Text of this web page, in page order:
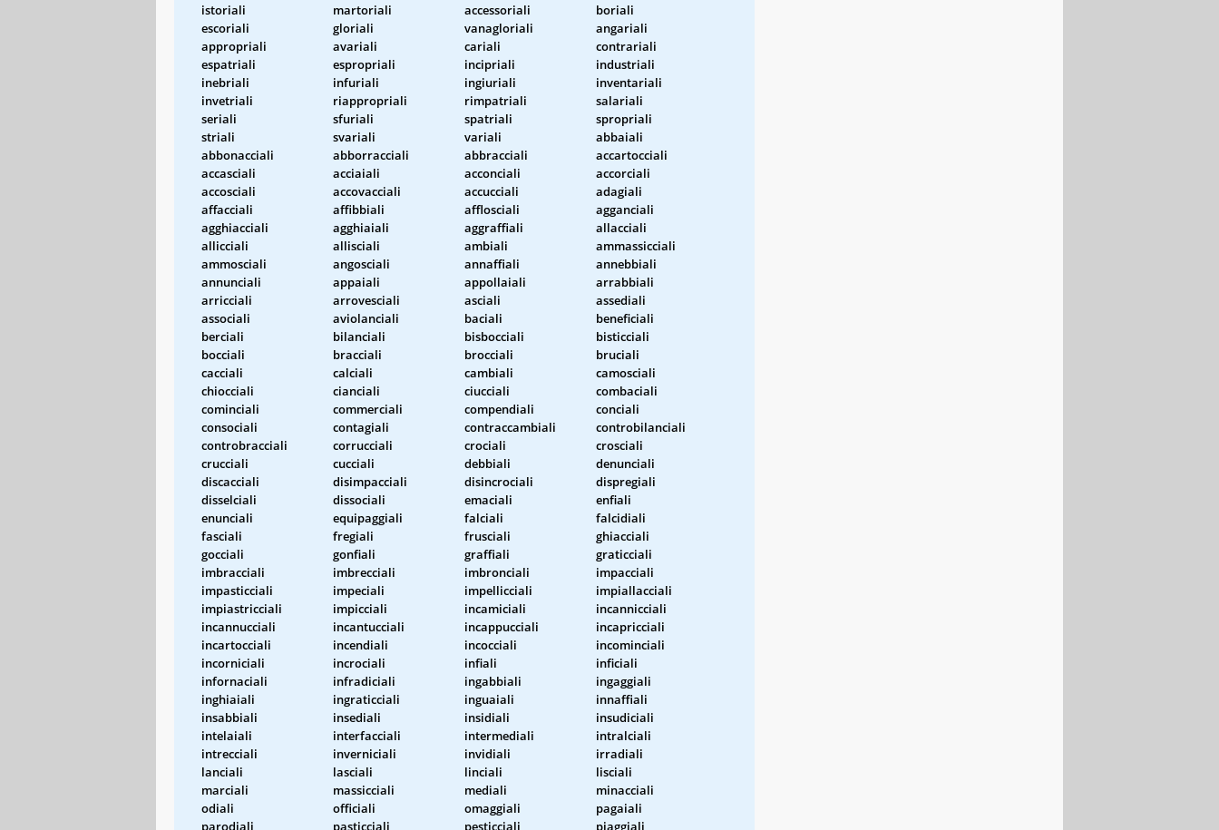
istoriali martoriali accessoriali
boriali
escoriali
gloriali vanagloriali
angariali
appropriali
avariali cariali
contrariali
espatriali
espropriali incipriali
industriali
inebriali
infuriali ingiuriali
inventariali
invetriali
riappropriali rimpatriali
salariali
seriali
sfuriali spatriali
spropriali
striali
svariali variali
abbaiali
abbonacciali
abborracciali abbracciali
accartocciali
accasciali
acciaiali acconciali
accorciali
accosciali
accovacciali accucciali
adagiali
affacciali
affibbiali afflosciali
agganciali
agghiacciali
agghiaiali aggraffiali
allacciali
allicciali
allisciali ambiali
ammassicciali
ammosciali
angosciali annaffiali
annebbiali
annunciali
appaiali appollaiali
arrabbiali
arricciali
arrovesciali asciali
assediali
associali
aviolanciali baciali
beneficiali
berciali
bilanciali bisbocciali
bisticciali
bocciali
bracciali brocciali
bruciali
cacciali
calciali cambiali
camosciali
chiocciali
cianciali ciucciali
combaciali
cominciali
commerciali compendiali
conciali
consociali
contagiali contraccambiali
controbilanciali
controbracciali
corrucciali crociali
crosciali
crucciali
cucciali debbiali
denunciali
discacciali
disimpacciali disincrociali
dispregiali
disselciali
dissociali emaciali
enfiali
enunciali
equipaggiali falciali
falcidiali
fasciali
fregiali frusciali
ghiacciali
gocciali
gonfiali graffiali
graticciali
imbracciali
imbrecciali imbronciali
impacciali
impasticciali
impeciali impellicciali
impiallacciali
impiastricciali
impicciali incamiciali
incannicciali
incannucciali
incantucciali incappucciali
incapricciali
incartocciali
incendiali incocciali
incominciali
incorniciali
incrociali infiali
inficiali
infornaciali
infradiciali ingabbiali
ingaggiali
inghiaiali
ingraticciali inguaiali
innaffiali
insabbiali
insediali insidiali
insudiciali
intelaiali
interfacciali intermediali
intralciali
intrecciali
inverniciali invidiali
irradiali
lanciali
lasciali linciali
lisciali
marciali
massicciali mediali
minacciali
odiali
officiali omaggiali
pagaiali
parodiali
pasticciali pesticciali
piaggiali